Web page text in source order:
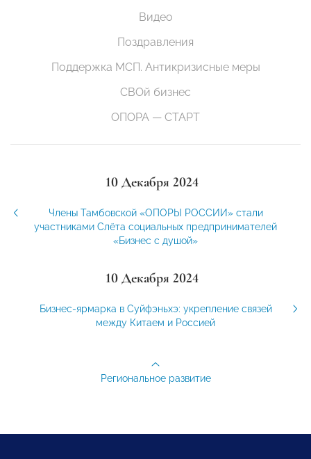
Видео
Поздравления
Поддержка МСП. Антикризисные меры
СВОй бизнес
ОПОРА — СТАРТ
10 Декабря 2024
Члены Тамбовской «ОПОРЫ РОССИИ» стали
участниками Слёта социальных предпринимателей
«Бизнес с душой»
10 Декабря 2024
Бизнес-ярмарка в Суйфэньхэ: укрепление связей
между Китаем и Россией
Региональное развитие